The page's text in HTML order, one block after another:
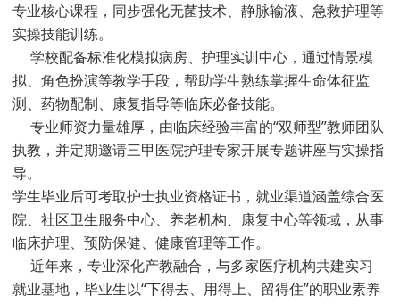
专业核心课程，同步强化无菌技术、静脉输液、急救护理等
实操技能训练。
学校配备标准化模拟病房、护理实训中心，通过情景模
拟、角色扮演等教学手段，帮助学生熟练掌握生命体征监
测、药物配制、康复指导等临床必备技能。
专业师资力量雄厚，由临床经验丰富的“双师型”教师团队
执教，并定期邀请三甲医院护理专家开展专题讲座与实操指
导。
学生毕业后可考取护士执业资格证书，就业渠道涵盖综合医
院、社区卫生服务中心、养老机构、康复中心等领域，从事
临床护理、预防保健、健康管理等工作。
近年来，专业深化产教融合，与多家医疗机构共建实习
就业基地，毕业生以“下得去、用得上、留得住”的职业素养